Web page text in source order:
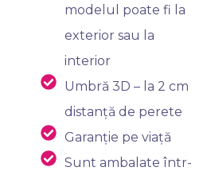
modelul poate fi la
exterior sau la
interior
Umbră 3D – la 2 cm
distanță de perete
Garanție pe viață
Sunt ambalate într-